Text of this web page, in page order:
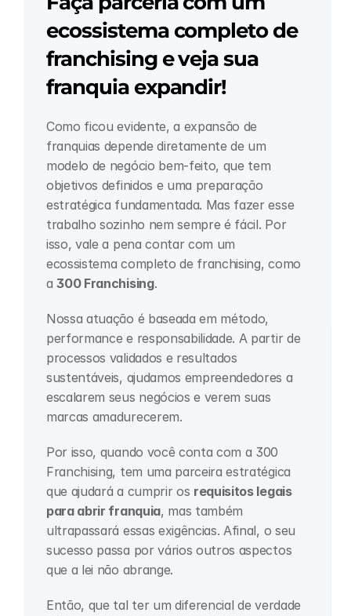
ecossistema completo de
franchising e veja sua
franquia expandir!
Como ficou evidente, a expansão de
franquias depende diretamente de um
modelo de negócio bem-feito, que tem
objetivos definidos e uma preparação
estratégica fundamentada. Mas fazer esse
trabalho sozinho nem sempre é fácil. Por
isso, vale a pena contar com um
ecossistema completo de franchising, como
a 300 Franchising.
Nossa atuação é baseada em método,
performance e responsabilidade. A partir de
processos validados e resultados
sustentáveis, ajudamos empreendedores a
escalarem seus negócios e verem suas
marcas amadurecerem.
Por isso, quando você conta com a 300
Franchising, tem uma parceira estratégica
que ajudará a cumprir os requisitos legais
para abrir franquia, mas também
ultrapassará essas exigências. Afinal, o seu
sucesso passa por vários outros aspectos
que a lei não abrange.
Então, que tal ter um diferencial de verdade